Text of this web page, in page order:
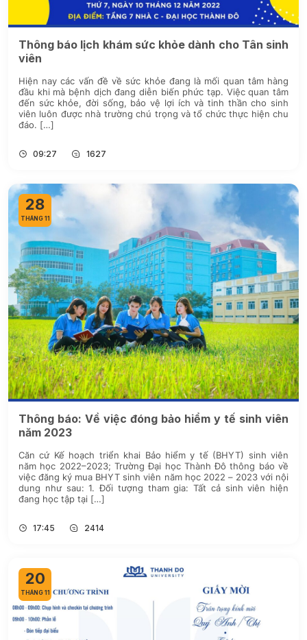
Thông báo lịch khám sức khỏe dành cho Tân sinh
viên
Hiện nay các vấn đề về sức khỏe đang là mối quan tâm hàng
đầu khi mà bệnh dịch đang diễn biến phức tạp. Việc quan tâm
đến sức khỏe, đời sống, bảo vệ lợi ích và tinh thần cho sinh
viên luôn được nhà trường chú trọng và tổ chức thực hiện chu
đáo. […]
09:27 1627
28
THÁNG 11
Thông báo: Về việc đóng bảo hiểm y tế sinh viên
năm 2023
Căn cứ Kế hoạch triển khai Bảo hiểm y tế (BHYT) sinh viên
năm học 2022–2023; Trường Đại học Thành Đô thông báo về
việc đăng ký mua BHYT sinh viên năm học 2022 – 2023 với nội
dung như sau: 1. Đối tượng tham gia: Tất cả sinh viên hiện
đang học tập tại […]
17:45 2414
20
THÁNG 11